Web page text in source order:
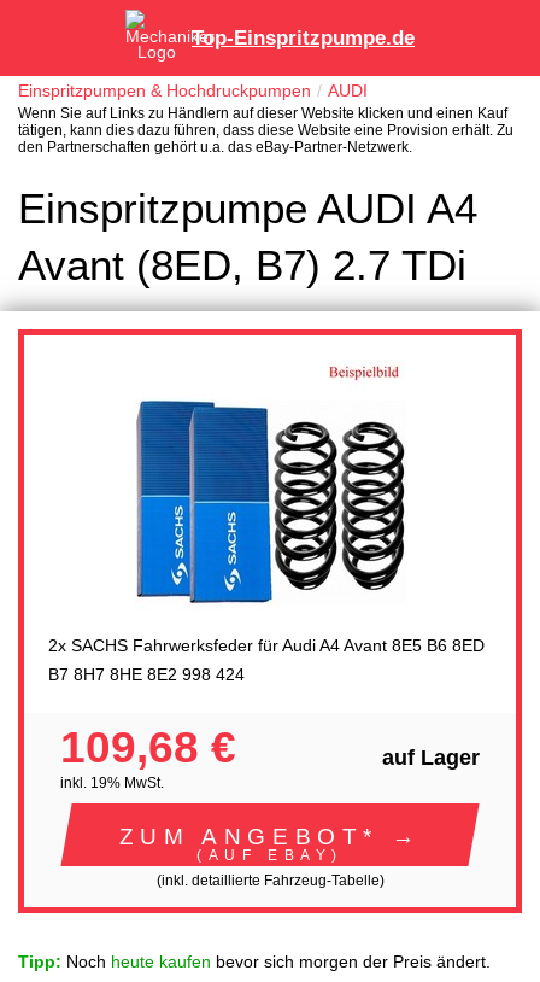
Top-Einspritzpumpe.de
Einspritzpumpen & Hochdruckpumpen AUDI
Wenn Sie auf Links zu Händlern auf dieser Website klicken und einen Kauf
tätigen, kann dies dazu führen, dass diese Website eine Provision erhält. Zu
den Partnerschaften gehört u.a. das eBay-Partner-Netzwerk.
Einspritzpumpe AUDI A4
Avant (8ED, B7) 2.7 TDi
2x SACHS Fahrwerksfeder für Audi A4 Avant 8E5 B6 8ED
B7 8H7 8HE 8E2 998 424
109,68 €
inkl. 19% MwSt.
auf Lager
ZUM ANGEBOT* →
(AUF EBAY)
(inkl. detaillierte Fahrzeug-Tabelle)
Tipp: Noch heute kaufen bevor sich morgen der Preis ändert.